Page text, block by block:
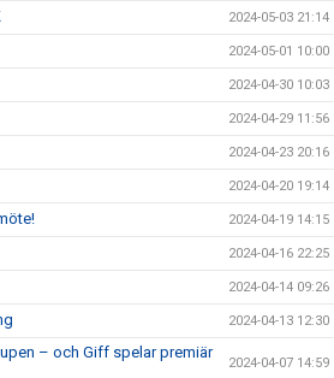
2024-05-03 21:14
2024-05-01 10:00
2024-04-30 10:03
2024-04-29 11:56
2024-04-23 20:16
2024-04-20 19:14
2024-04-19 14:15
2024-04-16 22:25
2024-04-14 09:26
2024-04-13 12:30
– och Giff spelar premiär
2024-04-07 14:59